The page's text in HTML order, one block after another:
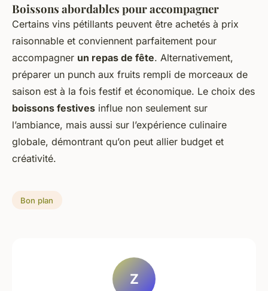
Boissons abordables pour accompagner
Certains vins pétillants peuvent être achetés à prix
raisonnable et conviennent parfaitement pour
accompagner un repas de fête. Alternativement,
préparer un punch aux fruits rempli de morceaux de
saison est à la fois festif et économique. Le choix des
boissons festives influe non seulement sur
l’ambiance, mais aussi sur l’expérience culinaire
globale, démontrant qu’on peut allier budget et
créativité.
Bon plan
Z